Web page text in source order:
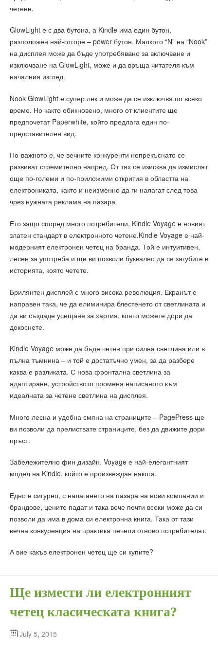
четене.
GlowLight е с два бутона, а Kindle има един бутон,
разположен най-отгоре – power бутон. Малкото “N” на “Nook”
на дисплея може да бъде употребявано за включване и
изключване на GlowLight, може и да връща читателя към
началния изглед.
Nook GlowLight е супер лек и може да се изключва по всяко
време. Но както обикновено, много от клиентите ще
предпочетат Paperwhite, който предлага един по-
представителен вид.
По-важното е, че вечните конкуренти непрекъснато се
развиват стремително напред. От тях се изисква да измислят
още по-големи и по-приложими открития в областта на
електрониката, както и неизменно да ги налагат след това
чрез нужната реклама на пазара.
Ето защо според много потребители, Kindle Voyage е новият
златен стандарт в електронното четене.Kindle Voyage е най-
модерният електронен четец на бранда. Той е интуитивен,
лесен за употреба и ще ви позволи буквално да се загубите в
историята, която четете.
Брилянтен дисплей с много висока революция. Екранът е
направен така, че да елиминира блестенето от светлината и
да ви създаде усещане за хартия, която можете дори да
докоснете.
Kindle Voyage може да бъде четен при силна светлина или в
пълна тъмнина – и той е достатъчно умен, за да разбере
каква е разликата. С нова фронтална светлина за
адаптиране, устройството променя написаното към
идеалната за четене светлина на дисплея.
Много лесна и удобна смяна на страниците – PagePress ще
ви позволи да прелиствате страниците, без да движите дори
пръст.
Забележително фин дизайн. Voyage е най-елегантният
модел на Kindle, който е произвеждан някога.
Едно е сигурно, с налагането на пазара на нови компании и
брандове, цените падат и така вече почти всеки може да си
позволи да има в дома си електронна книга. Така от тази
вечна конкуренция на практика печели отново потребителят.
А вие какъв електронен четец ще си купите?
Ще измести ли електронният
четец класическата книга?
July 5, 2015